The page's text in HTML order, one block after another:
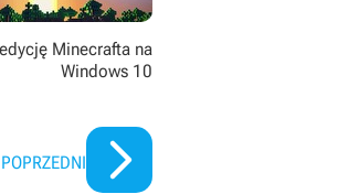
Minecrafta na
Windows 10
POPRZEDNI